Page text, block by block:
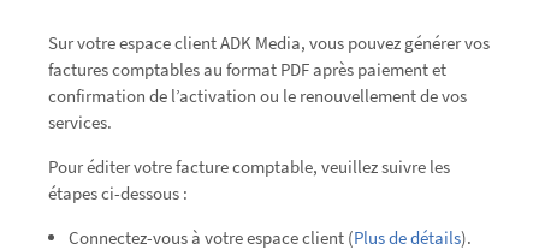
Sur votre espace client ADK Media, vous pouvez générer vos
factures comptables au format PDF après paiement et
confirmation de l’activation ou le renouvellement de vos
services.
Pour éditer votre facture comptable, veuillez suivre les
étapes ci-dessous :
Connectez-vous à votre espace client (Plus de détails).